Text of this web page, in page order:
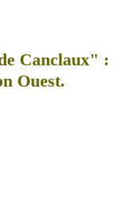
Canclaux" :
Ouest.